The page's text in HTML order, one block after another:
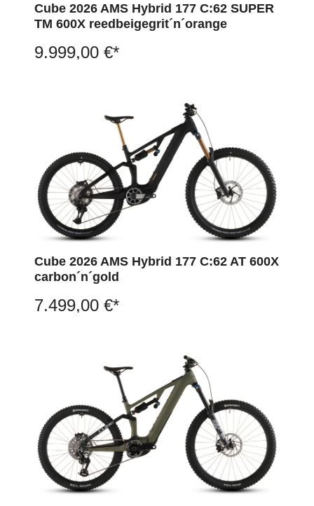
Cube 2026 AMS Hybrid 177 C:62 SUPER
TM 600X reedbeigegrit´n´orange
9.999,00 €*
Cube 2026 AMS Hybrid 177 C:62 AT 600X
carbon´n´gold
7.499,00 €*